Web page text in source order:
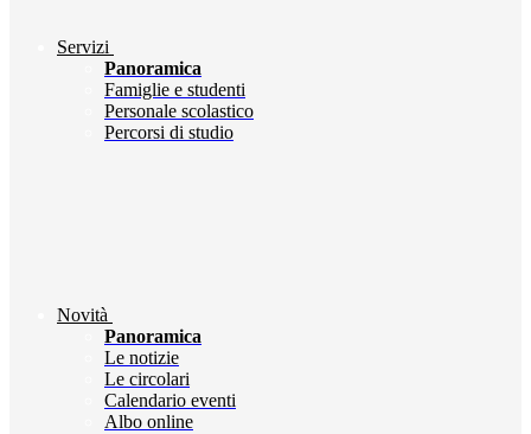
Servizi
Panoramica
Famiglie e studenti
Personale scolastico
Percorsi di studio
Novità
Panoramica
Le notizie
Le circolari
Calendario eventi
Albo online